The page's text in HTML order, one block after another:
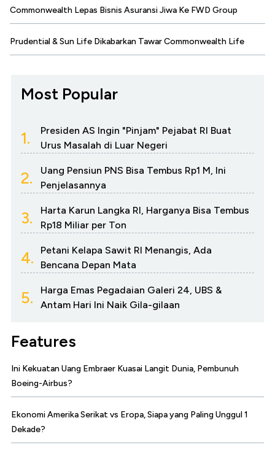
Commonwealth Lepas Bisnis Asuransi Jiwa Ke FWD Group
Prudential & Sun Life Dikabarkan Tawar Commonwealth Life
Most Popular
1.
Presiden AS Ingin "Pinjam" Pejabat RI Buat
Urus Masalah di Luar Negeri
2.
Uang Pensiun PNS Bisa Tembus Rp1 M, Ini
Penjelasannya
3.
Harta Karun Langka RI, Harganya Bisa Tembus
Rp18 Miliar per Ton
4.
Petani Kelapa Sawit RI Menangis, Ada
Bencana Depan Mata
5.
Harga Emas Pegadaian Galeri 24, UBS &
Antam Hari Ini Naik Gila-gilaan
Features
Ini Kekuatan Uang Embraer Kuasai Langit Dunia, Pembunuh
Boeing-Airbus?
Ekonomi Amerika Serikat vs Eropa, Siapa yang Paling Unggul 1
Dekade?